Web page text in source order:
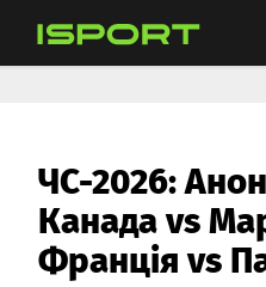
ЧС-2026:
Канада vs
Франція vs